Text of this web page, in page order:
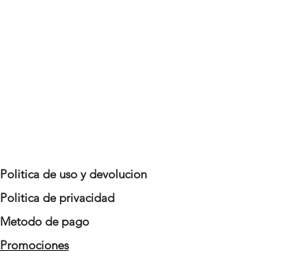
Politica de uso y devolucion
Politica de privacidad
Metodo de pago
Promociones